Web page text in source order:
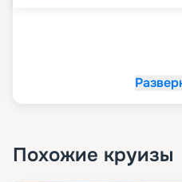
Похожие круизы